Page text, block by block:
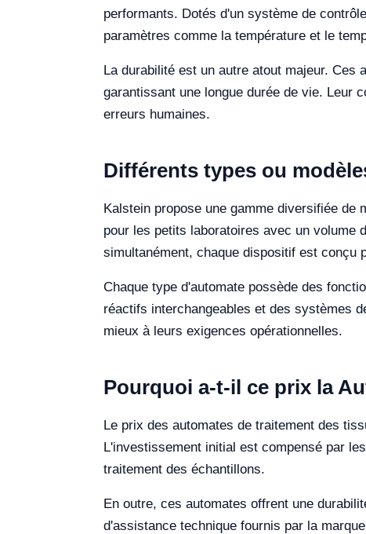
performants. Dotés d'un système de
paramètres comme la température et le
La durabilité est un autre atout majeur. Ces
garantissant une longue durée de vie. Leur
erreurs humaines.
Différents types ou
Kalstein propose une gamme diversifiée de
pour les petits laboratoires avec un volume
simultanément, chaque dispositif est conçu
Chaque type d'automate possède des
réactifs interchangeables et des systèmes
mieux à leurs exigences opérationnelles.
Pourquoi a-t-il ce prix la
Le prix des automates de traitement des
L'investissement initial est compensé par
traitement des échantillons.
En outre, ces automates offrent une
d'assistance technique fournis par la